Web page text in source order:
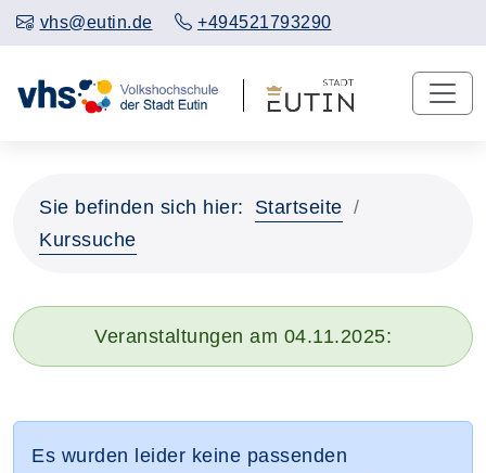
vhs@eutin.de +494521793290
Sie befinden sich hier:
Startseite
Kurssuche
Veranstaltungen am 04.11.2025:
Es wurden leider keine passenden